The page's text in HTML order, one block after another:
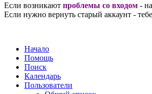
Если возникают проблемы со входом -
Если нужно вернуть старый аккаунт - тебе
Начало
Помощь
Поиск
Календарь
Пользователи